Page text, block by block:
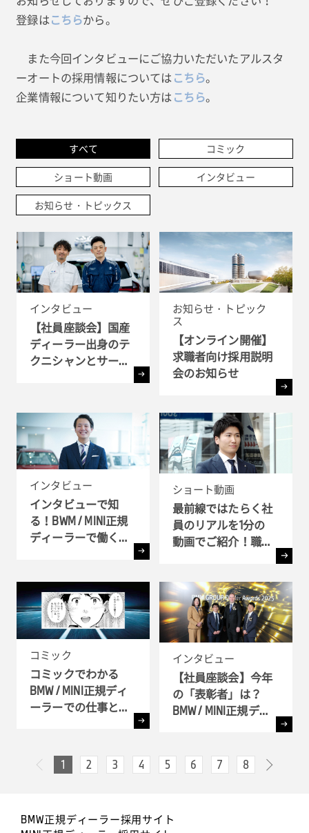
登録はこちらから。
また今回インタビューにご協力いただいたアルスタ
ーオートの採用情報についてはこちら。
企業情報について知りたい方はこちら。
すべて コミック
ショート動画 インタビュー
お知らせ・トピックス
インタビュー
【社員座談会】国産
ディーラー出身のテ
クニシャンとサービ
とは ?!
お知らせ・トピック
ス
【オンライン開催】
求職者向け採用説明
会のお知らせ
インタビュー
インタビューで知
る！BWM / MINI正規
ディーラーで働く理
ショート動画
最前線ではたらく社
員のリアルを1分の
動画でご紹介！職種
コミック
コミックでわかる
BMW / MINI正規ディ
ーラーでの仕事とキ
インタビュー
【社員座談会】今年
の「表彰者」は？
BMW / MINI正規ディ
) へ潜入
1 2 3 4 5 6 7 8
BMW正規ディーラー採用サイト